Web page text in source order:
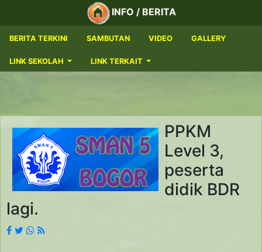
INFO / BERITA
BERITA TERKINI SAMBUTAN VIDEO GALLERY
LINK SEKOLAH LINK TERKAIT
PPKM
Level 3,
peserta
didik BDR
lagi.